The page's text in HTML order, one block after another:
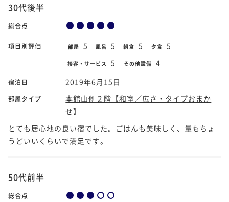
30代後半
総合点
項目別評価 部屋 5 風呂 5 朝食 5 夕食 5
接客・サービス 5 その他設備 4
宿泊日 2019年6月15日
部屋タイプ
本館山側２階【和室／広さ・タイプおまか
せ】
とても居心地の良い宿でした。ごはんも美味しく、量もちょ
うどいいくらいで満足です。
50代前半
総合点